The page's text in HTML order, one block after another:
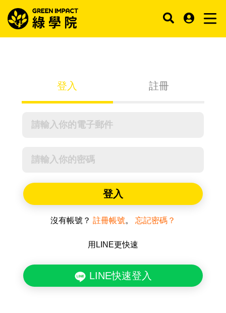
登入 註冊
登入
沒有帳號？ 註冊帳號。 忘記密碼？
用LINE更快速
LINE快速登入